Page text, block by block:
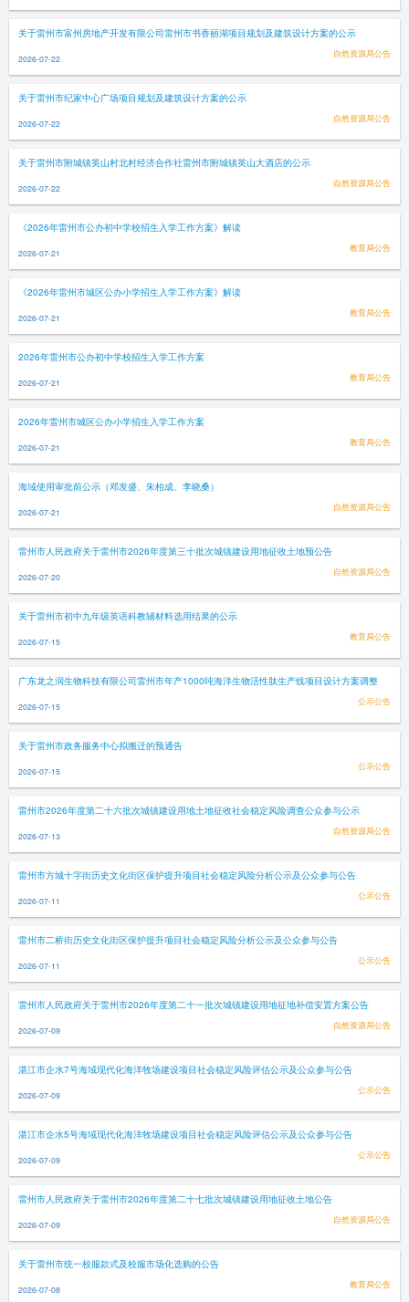
关于雷州市富州房地产开发有限公司雷州市书香丽湖项目规划及建筑设计方案的公示
2026-07-22 自然资源局公告
关于雷州市纪家中心广场项目规划及建筑设计方案的公示
2026-07-22 自然资源局公告
关于雷州市附城镇英山村北村经济合作社雷州市附城镇英山大酒店的公示
2026-07-22 自然资源局公告
《2026年雷州市公办初中学校招生入学工作方案》解读
2026-07-21 教育局公告
《2026年雷州市城区公办小学招生入学工作方案》解读
2026-07-21 教育局公告
2026年雷州市公办初中学校招生入学工作方案
2026-07-21 教育局公告
2026年雷州市城区公办小学招生入学工作方案
2026-07-21 教育局公告
海域使用审批前公示（邓发盛、朱柏成、李晓桑）
2026-07-21 自然资源局公告
雷州市人民政府关于雷州市2026年度第三十批次城镇建设用地征收土地预公告
2026-07-20 自然资源局公告
关于雷州市初中九年级英语科教辅材料选用结果的公示
2026-07-15 教育局公告
广东龙之润生物科技有限公司雷州市年产1000吨海洋生物活性肽生产线项目设计方案调整
2026-07-15 公示公告
关于雷州市政务服务中心拟搬迁的预通告
2026-07-15 公示公告
雷州市2026年度第二十六批次城镇建设用地土地征收社会稳定风险调查公众参与公示
2026-07-13 自然资源局公告
雷州市方城十字街历史文化街区保护提升项目社会稳定风险分析公示及公众参与公告
2026-07-11 公示公告
雷州市二桥街历史文化街区保护提升项目社会稳定风险分析公示及公众参与公告
2026-07-11 公示公告
雷州市人民政府关于雷州市2026年度第二十一批次城镇建设用地征地补偿安置方案公告
2026-07-09 自然资源局公告
湛江市企水7号海域现代化海洋牧场建设项目社会稳定风险评估公示及公众参与公告
2026-07-09 公示公告
湛江市企水5号海域现代化海洋牧场建设项目社会稳定风险评估公示及公众参与公告
2026-07-09 公示公告
雷州市人民政府关于雷州市2026年度第二十七批次城镇建设用地征收土地公告
2026-07-09 自然资源局公告
关于雷州市统一校服款式及校服市场化选购的公告
2026-07-08 教育局公告